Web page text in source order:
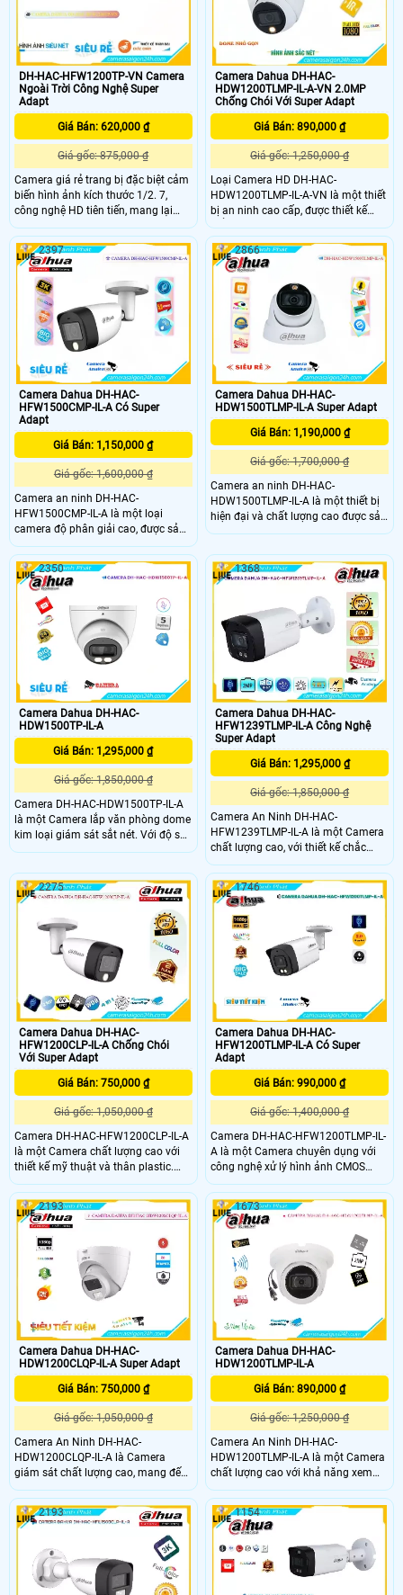
DH-HAC-HFW1200TP-VN Camera
Ngoài Trời Công Nghệ Super
Adapt
Giá Bán: 620,000 ₫
Giá gốc: 875,000 ₫
Camera giá rẻ trang bị đặc biệt cảm
biến hình ảnh kích thước 1/2. 7,
công nghệ HD tiên tiến, mang lại
hình ảnh chất lượng sắc nét. Với
tiêu cự cố định 3. 6mm, camera DH-
HAC-HFW1200TP-VN giúp quan sát
rộng lớn, ghi lại mọi chi tiết một
cách chân thực
Camera Dahua DH-HAC-
HDW1200TLMP-IL-A-VN 2.0MP
Chống Chói Với Super Adapt
Giá Bán: 890,000 ₫
Giá gốc: 1,250,000 ₫
Loại Camera HD DH-HAC-
HDW1200TLMP-IL-A-VN là một thiết
bị an ninh cao cấp, được thiết kế
kiểu dáng dome nhỏ gọn có gốc
nhìn tối ưu, công nghệ camera
Analog, độ phân giải 2.0MP cho ra
hình ảnh 1080P siêu nét tích hợp
micro giúp thu tiếng kèm hình ảnh
và truyền âm qua cáp đồng trục
Camera Dahua DH-HAC-
HFW1500CMP-IL-A Có Super
Adapt
Giá Bán: 1,150,000 ₫
Giá gốc: 1,600,000 ₫
Camera an ninh DH-HAC-
HFW1500CMP-IL-A là một loại
camera độ phân giải cao, được sản
xuất bởi hãng Dahua. Với công
nghệ HDCVI mới nhất, camera này
cung cấp hình ảnh sắc nét và chất
lượng cao với độ phân giải 5MP. Nó
có khả năng quan sát ban đêm vượt
trội với hồng ngoại thông minh lên
đến 30m
2397
Camera Dahua DH-HAC-
HDW1500TLMP-IL-A Super Adapt
Giá Bán: 1,190,000 ₫
Giá gốc: 1,700,000 ₫
Camera an ninh DH-HAC-
HDW1500TLMP-IL-A là một thiết bị
hiện đại và chất lượng cao được sản
xuất bởi hãng Dahua Technology.
camera này cho phép bạn kiểm soát
và giám sát một khu vực rộng lớn
với hình ảnh sắc nét và rõ ràng
2866
Camera Dahua DH-HAC-
HDW1500TP-IL-A
Giá Bán: 1,295,000 ₫
Giá gốc: 1,850,000 ₫
Camera DH-HAC-HDW1500TP-IL-A
là một Camera lắp văn phòng dome
kim loại giám sát sắt nét. Với độ sắt
nét Ultra 4K Lite, camera này sử
và TVI BCS để đảm bảo chất lượng
hình ảnh được hiển thị rõ ràng và
Camera mang đến sự ổn định và
đáng tin cậy
2350
Camera Dahua DH-HAC-
HFW1239TLMP-IL-A Công Nghệ
Super Adapt
Giá Bán: 1,295,000 ₫
Giá gốc: 1,850,000 ₫
Camera An Ninh DH-HAC-
HFW1239TLMP-IL-A là một Camera
chất lượng cao, với thiết kế chắc
chắn và vỏ kim loại. Hình ảnh của
camera rất sắc nét, đạt chuẩn Full
HD 1080P, sử dụng công nghệ AHD,
CVI, TVI và BCS chính hãng. Đặc
biệt, camera này có khả năng thu
âm và giám sát ban đêm với hồng
ngoại 40m
1368
Camera Dahua DH-HAC-
HFW1200CLP-IL-A Chống Chói
Với Super Adapt
Giá Bán: 750,000 ₫
Giá gốc: 1,050,000 ₫
Camera DH-HAC-HFW1200CLP-IL-A
là một Camera chất lượng cao với
thiết kế mỹ thuật và thân plastic.
Camera này cho hình ảnh chất
lượng 2.0 MP và hỗ trợ các công
nghệ chính như AHD, CVI, TVI, BCS.
Một ưu điểm nổi bật của camera
này là khả năng thu âm, đồng thời
có khả năng xem được ban đêm với
tầm nhìn màu trọn vẹn 20m
2275
Camera Dahua DH-HAC-
HFW1200TLMP-IL-A Có Super
Adapt
Giá Bán: 990,000 ₫
Giá gốc: 1,400,000 ₫
Camera DH-HAC-HFW1200TLMP-IL-
A là một Camera chuyên dụng với
công nghệ xử lý hình ảnh CMOS
hiện đại. Với tính năng xem ban
đêm thông qua công nghệ hồng
ngoại 40m, camera cho ra chất
lượng hình ảnh Full HD 1080P sắc
nét. Đặc biệt, camera hỗ trợ lưu trữ
hình ảnh lâu hơn qua các định dạng
nén H.265+/H
1746
Camera Dahua DH-HAC-
HDW1200CLQP-IL-A Super Adapt
Giá Bán: 750,000 ₫
Giá gốc: 1,050,000 ₫
Camera An Ninh DH-HAC-
HDW1200CLQP-IL-A là Camera
giám sát chất lượng cao, mang đến
hình ảnh sắc nét với độ phân giải
FULL HD 1080P. Khả năng quan sát
ban đêm đặc biệt vượt trội nhờ công
nghệ hình ảnh AHD CVI TVI BCS,
cho phép hiển thị màu sắc rõ nét
trong khoảng cách tới 30m
2193
Camera Dahua DH-HAC-
HDW1200TLMP-IL-A
Giá Bán: 890,000 ₫
Giá gốc: 1,250,000 ₫
Camera An Ninh DH-HAC-
HDW1200TLMP-IL-A là một Camera
chất lượng cao với khả năng xem
ban đêm thông qua công nghệ
Hồng Ngoại, giới hạn 30m. Camera
này hỗ trợ chất lượng hình ảnh FULL
HD 1080P, mang lại hình ảnh sắc
nét và chi tiết. Được trang bị công
nghệ AHD CVI TVI BCS, camera
tương thích với nhiều hệ thống giám
1673
2193 1154